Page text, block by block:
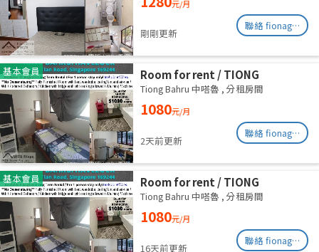
元/月
剛剛更新
聯絡 fionag@transinex.com.sg
基本會員
Room for rent / TIONG
BAHRU/HAVELOCK / Common
room / 1pax stay / Available 13
August
Tiong Bahru 中嗒魯 , 分租房間
1080元/月
2天前更新
聯絡 fionag@transinex.com.sg
基本會員
Room for rent / TIONG
BAHRU/HAVELOCK / Common
room / 1pax stay / Available 6
August
Tiong Bahru 中嗒魯 , 分租房間
1080元/月
16天前更新
聯絡 fionag@transinex.com.sg